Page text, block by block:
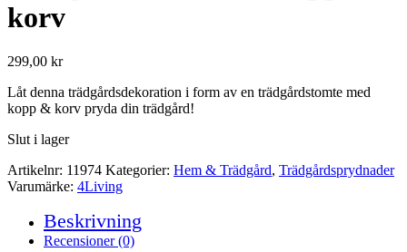
korv
299,00 kr
Låt denna trädgårdsdekoration i form av en trädgårdstomte med
kopp & korv pryda din trädgård!
Slut i lager
Artikelnr: 11974 Kategorier: Hem & Trädgård, Trädgårdsprydnader
Varumärke: 4Living
Beskrivning
Recensioner (0)